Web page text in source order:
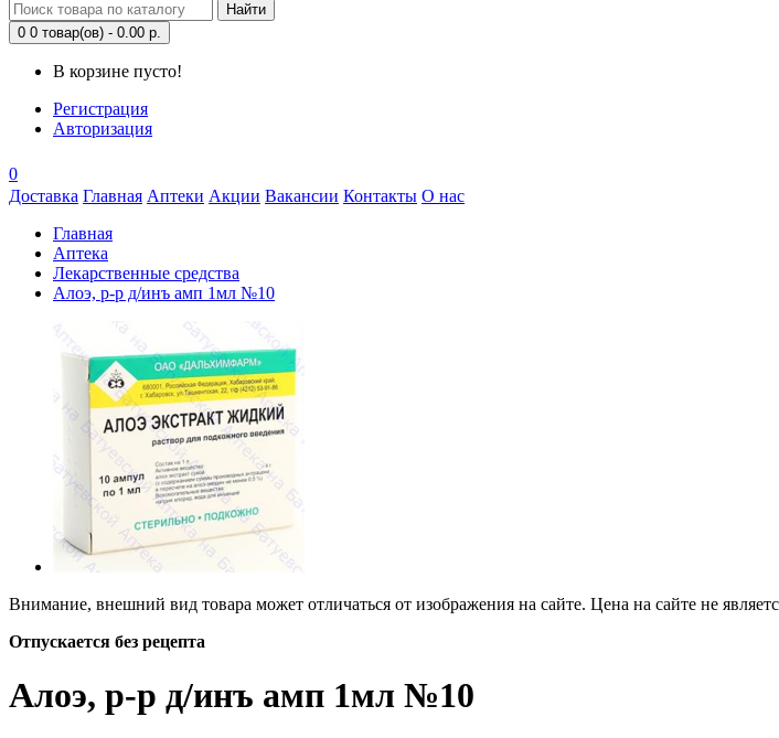
Найти
0 0 товар(ов) - 0.00 р.
В корзине пусто!
Регистрация
Авторизация
0
Доставка Главная Аптеки Акции Вакансии Контакты О нас
Главная
Аптека
Лекарственные средства
Алоэ, р-р д/инъ амп 1мл №10
Внимание, внешний вид товара может отличаться от изображения на сайте. Цена на сайте не
Отпускается без рецепта
Алоэ, р-р д/инъ амп 1мл №10